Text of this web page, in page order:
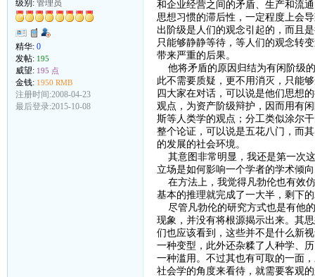
级别: 管理员
精华: 0
发帖: 195
威望: 195 点
金钱: 1950 RMB
注册时间:2008-04-23
最后登录:2015-10-08
和企业经营之间的矛盾、生产和流
思想习惯的滞后性，一定程度上会
出阶级是人们的观念引起的，而且
只能够静静等待，等人们的观念转
带来严重的后果。
他将矛盾的原因归结为有闲阶级
此不需要质疑，更不用消灭，只能
四大家在对话，可以说是他们思想
观点，为资产阶级辩护，因而用有
斯等人类学的观点；分工类似涂尔
整个论证，可以说是五花八门，而
的发展的社会环境。
其意图非常明显，我还是第一次
立场是如何影响一个学者的学术倾
在方法上，我觉得凡勃伦也有效
基本的推理就完成了一大半，剩下
尽管凡勃伦的研究方式也是有他
现象，并没有将根源揭示出来。其
们也应该看到，这些并不是什么新
一种变型，此外还杂糅了人种学、
一种滥用。不过其也有可取的一面
社会学的角度来看待，就需要客观